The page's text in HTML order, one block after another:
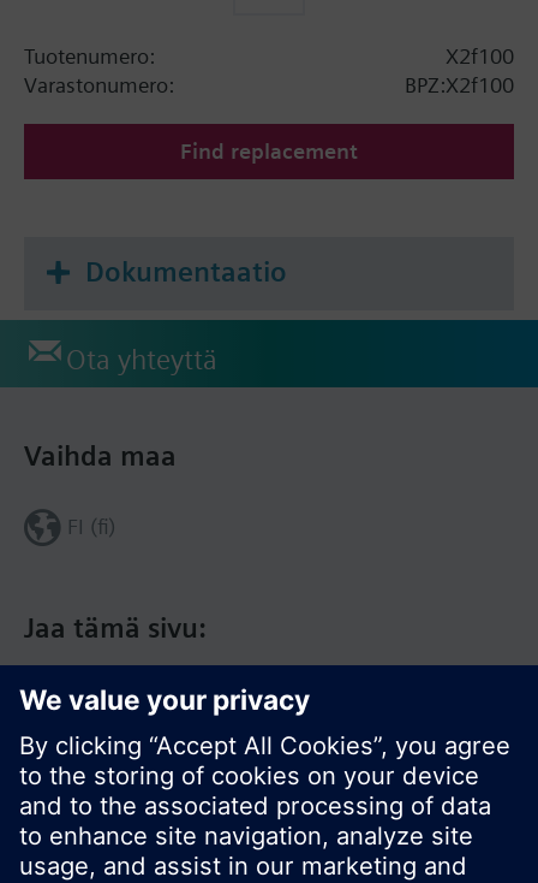
Tuotenumero:
X2f100
Varastonumero:
BPZ:X2f100
Find replacement
Dokumentaatio
Ota yhteyttä
Jaa tämä sivu:
Vaihda maa
FI (fi)